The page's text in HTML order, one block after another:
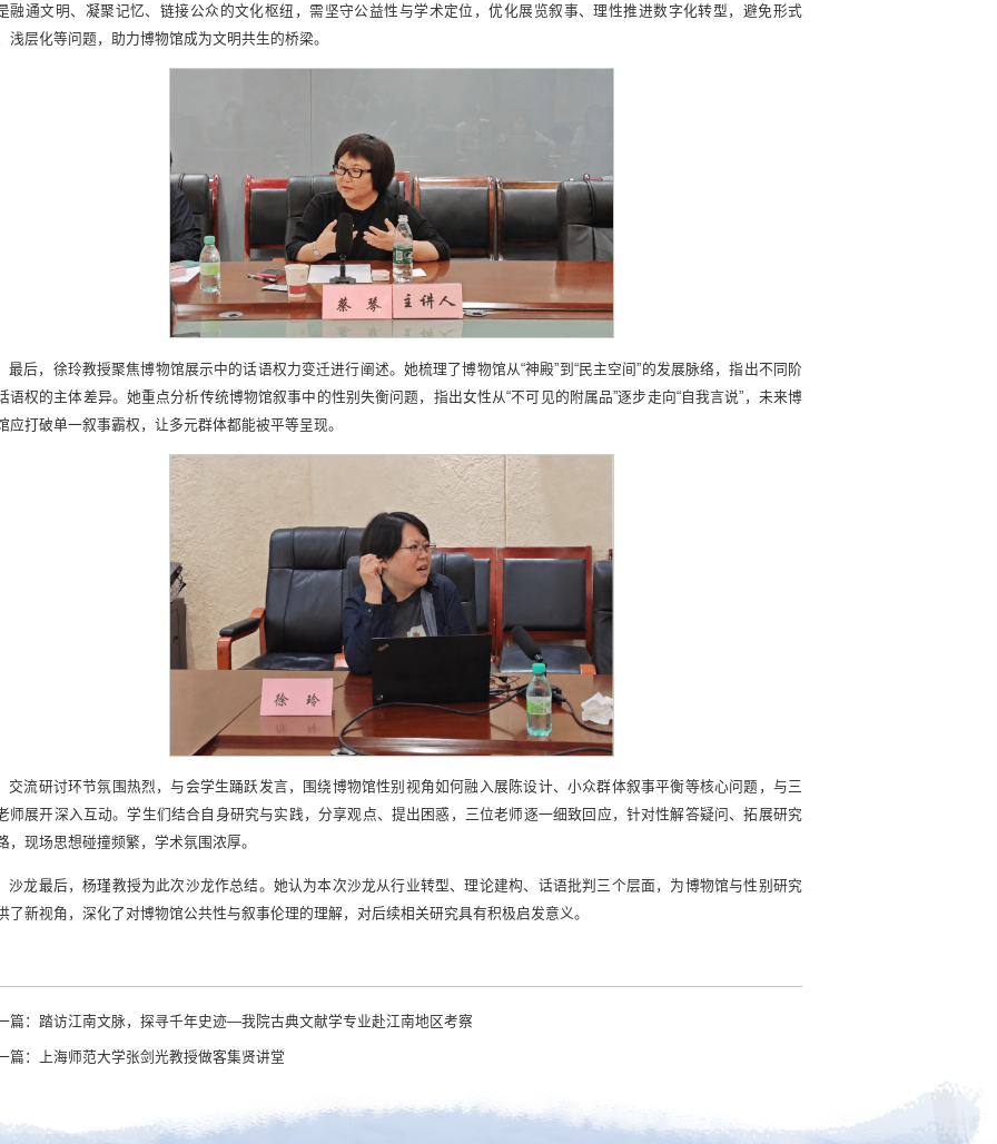
融通文明、凝聚记忆、链接公众的文化枢纽，需坚守公益性与学术定位，优化展览叙事、理性推进数字化转型，避免形式
浅层化等问题，助力博物馆成为文明共生的桥梁。
最后，徐玲教授聚焦博物馆展示中的话语权力变迁进行阐述。她梳理了博物馆从“神殿”到“民主空间”的发展脉络，指出不同阶
语权的主体差异。她重点分析传统博物馆叙事中的性别失衡问题，指出女性从“不可见的附属品”逐步走向“自我言说”，未来博
应打破单一叙事霸权，让多元群体都能被平等呈现。
交流研讨环节氛围热烈，与会学生踊跃发言，围绕博物馆性别视角如何融入展陈设计、小众群体叙事平衡等核心问题，与三
师展开深入互动。学生们结合自身研究与实践，分享观点、提出困惑，三位老师逐一细致回应，针对性解答疑问、拓展研究
，现场思想碰撞频繁，学术氛围浓厚。
沙龙最后，杨瑾教授为此次沙龙作总结。她认为本次沙龙从行业转型、理论建构、话语批判三个层面，为博物馆与性别研究
了新视角，深化了对博物馆公共性与叙事伦理的理解，对后续相关研究具有积极启发意义。
篇： 踏访江南文脉，探寻千年史迹—我院古典文献学专业赴江南地区考察
篇： 上海师范大学张剑光教授做客集贤讲堂